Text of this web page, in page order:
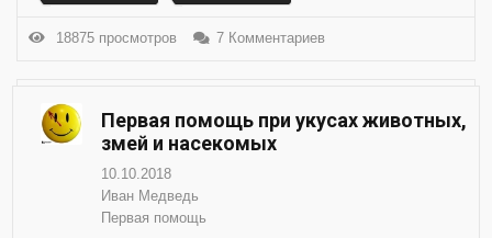
18875 просмотров 7 Комментариев
Первая помощь при укусах животных,
змей и насекомых
10.10.2018
Иван Медведь
Первая помощь